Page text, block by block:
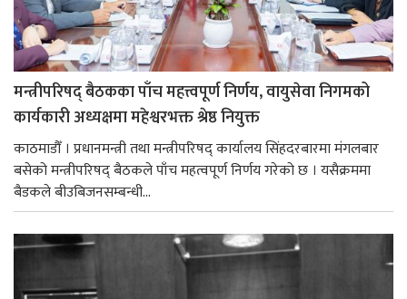
मन्त्रीपरिषद् बैठकका पाँच महत्त्वपूर्ण निर्णय, वायुसेवा निगमको
कार्यकारी अध्यक्षमा महेश्वरभक्त श्रेष्ठ नियुक्त
काठमाडौँ । प्रधानमन्त्री तथा मन्त्रीपरिषद् कार्यालय सिंहदरबारमा मंगलबार
बसेको मन्त्रीपरिषद् बैठकले पाँच महत्वपूर्ण निर्णय गरेको छ । यसैक्रममा
बैडकले बीउबिजनसम्बन्धी...